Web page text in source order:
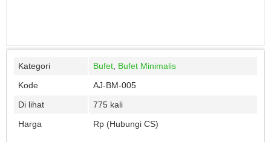
Kategori Bufet Bufet Minimalis
Kode
AJ-BM-005
Di lihat
775 kali
Harga
Rp (Hubungi CS)